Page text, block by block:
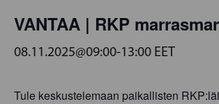
VANTAA | RKP
08.11.2025@09:00-13:00 EET
Tule keskustelemaan paikallisten